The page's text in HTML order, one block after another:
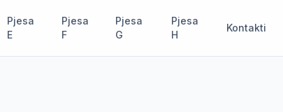
Pjesa
E
Pjesa
F
Pjesa
G
Pjesa
H
Kontakti